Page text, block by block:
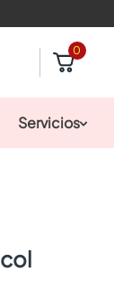
0
Servicios